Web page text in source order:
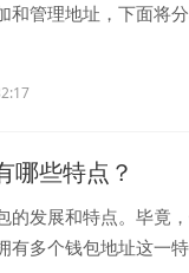
和管理地址，下面将
哪些特点？
的发展和特点。毕竟
有多个钱包地址这一